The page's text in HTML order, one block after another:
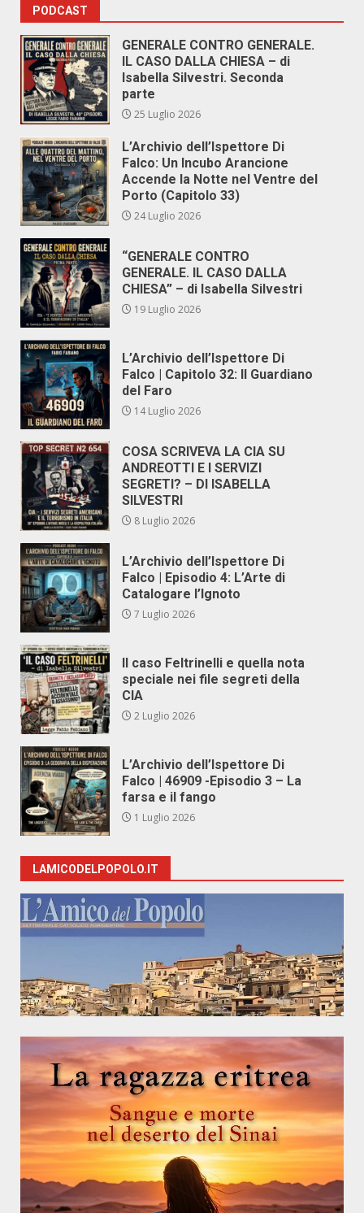
PODCAST
GENERALE CONTRO GENERALE.
IL CASO DALLA CHIESA – di
Isabella Silvestri. Seconda
parte
25 Luglio 2026
L’Archivio dell’Ispettore Di
Falco: Un Incubo Arancione
Accende la Notte nel Ventre del
Porto (Capitolo 33)
24 Luglio 2026
“GENERALE CONTRO
GENERALE. IL CASO DALLA
CHIESA” – di Isabella Silvestri
19 Luglio 2026
L’Archivio dell’Ispettore Di
Falco | Capitolo 32: Il Guardiano
del Faro
14 Luglio 2026
COSA SCRIVEVA LA CIA SU
ANDREOTTI E I SERVIZI
SEGRETI? – DI ISABELLA
SILVESTRI
8 Luglio 2026
L’Archivio dell’Ispettore Di
Falco | Episodio 4: L’Arte di
Catalogare l’Ignoto
7 Luglio 2026
Il caso Feltrinelli e quella nota
speciale nei file segreti della
CIA
2 Luglio 2026
L’Archivio dell’Ispettore Di
Falco | 46909 -Episodio 3 – La
farsa e il fango
1 Luglio 2026
LAMICODELPOPOLO.IT